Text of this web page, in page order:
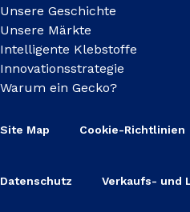
Unsere Geschichte
Unsere Märkte
Intelligente Klebstoffe
Innovationsstrategie
Warum ein Gecko?
Site Map Cookie-Richtlinien
Datenschutz Verkaufs- und